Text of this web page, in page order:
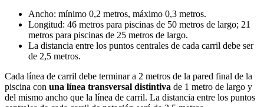
Ancho: mínimo 0,2 metros, máximo 0,3 metros.
Longitud: 46 metros para piscinas de 50 metros de largo; 21
metros para piscinas de 25 metros de largo.
La distancia entre los puntos centrales de cada carril debe ser
de 2,5 metros.
Cada línea de carril debe terminar a 2 metros de la pared final de la
piscina con una línea transversal distintiva de 1 metro de largo y
del mismo ancho que la línea de carril. La distancia entre los puntos